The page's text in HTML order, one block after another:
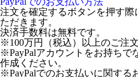
注文を確定するボタンを押す
ただきます。
決済手数料は無料です。
※100万円（税込）以上のご注
※PayPalアカウントをお持ちで
作成ください。
※PayPalでのお支払いに関する